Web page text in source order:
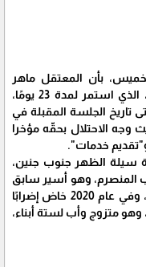
بأن المعتقل ماهر
الأخرس علّق إضرابه المفتوح عن الطعام، الذي استمر لمدة 23 يومًا،
تاريخ الجلسة المقبلة في
وجه الاحتلال بحقّه مؤخرا
خدمات".
(52 عاما) من بلدة سيلة الظهر جنوب جنين،
أعلن إضرابه لحظة اعتقاله في 23 آب المنصرم، وهو أسير سابق
أمضى خمس سنوات في سجون الاحتلال، وفي عام 2020 خاض إضرابًا
الإداري استمر لمدة 103 أيام، وهو متزوج وأب لستة أبناء،